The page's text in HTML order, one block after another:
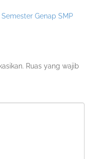
Genap SMP
Ruas yang wajib